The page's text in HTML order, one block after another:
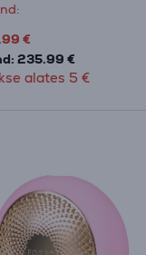
€
235.99 €
alates 5 €